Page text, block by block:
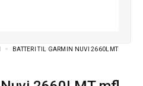
BATTERI TIL GARMIN NUVI 2660LMT